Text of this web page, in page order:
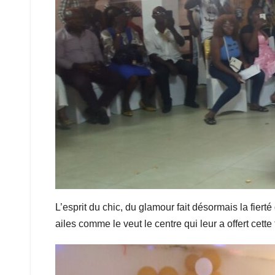
L’esprit du chic, du glamour fait désormais la
ailes comme le veut le centre qui leur a offert